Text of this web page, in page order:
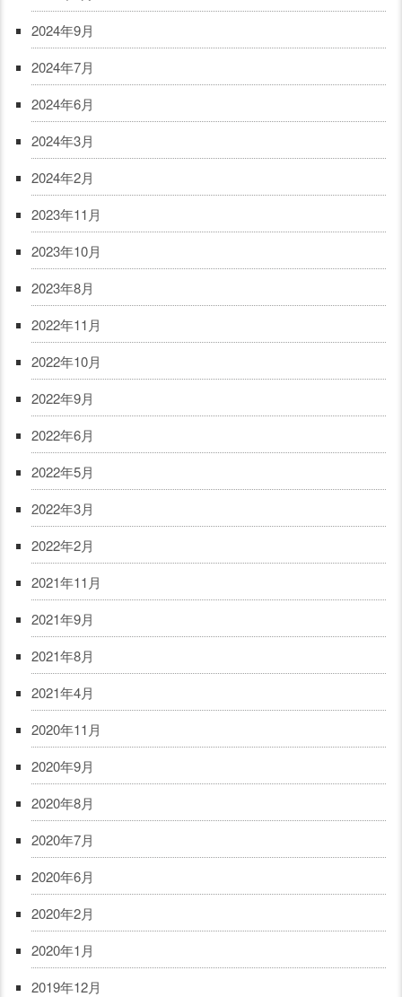
2024年9月
2024年7月
2024年6月
2024年3月
2024年2月
2023年11月
2023年10月
2023年8月
2022年11月
2022年10月
2022年9月
2022年6月
2022年5月
2022年3月
2022年2月
2021年11月
2021年9月
2021年8月
2021年4月
2020年11月
2020年9月
2020年8月
2020年7月
2020年6月
2020年2月
2020年1月
2019年12月